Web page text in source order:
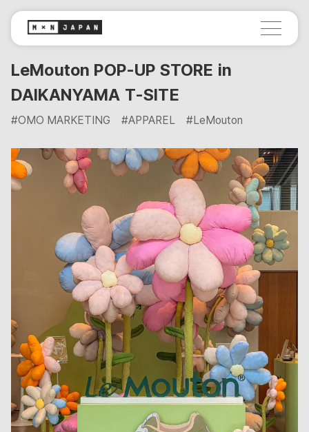
LeMouton POP-UP STORE in
DAIKANYAMA T-SITE
#OMO MARKETING #APPAREL #LeMouton